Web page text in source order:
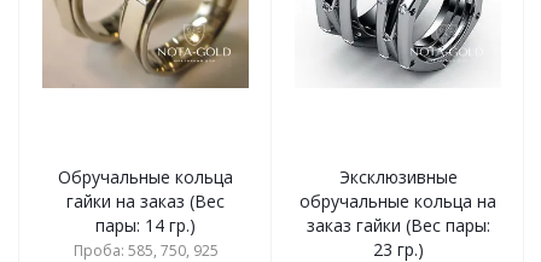
Обручальные кольца
гайки на заказ (Вес
пары: 14 гр.)
Проба: 585, 750, 925
Эксклюзивные
обручальные кольца на
заказ гайки (Вес пары:
23 гр.)